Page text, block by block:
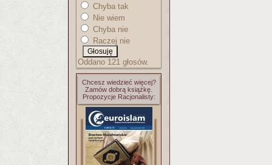
Chyba tak
Nie wiem
Chyba nie
Raczej nie
Oddano 121 głosów.
Chcesz wiedzieć więcej?
Zamów dobrą książkę.
Propozycje Racjonalisty: